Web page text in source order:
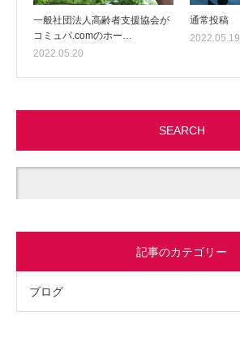
一般社団法人高齢者支援協会が
コミュパ.comのホー…
2022.05.20
通常投稿
2022.05.19
SEARCH
記事のカテゴリー
ブログ